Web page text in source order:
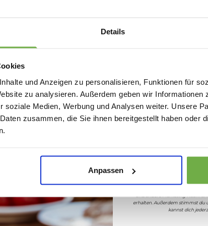
Details
und Anzeigen zu personalisieren, Funktionen für
zu analysieren. Außerdem geben wir Informationen
soziale Medien, Werbung und Analysen weiter. Unsere
zusammen, die Sie ihnen bereitgestellt haben oder
Anpassen
auf Festivals oder beim Transport schwerer Gegenstände
Seine hohe Belastbarkeit und das
Produkt, sondern auch für zuverlässigen Service. Profitieren
Ihnen jederzeit zur Seite steht. Entdecken Sie zudem weitere
Sicher
erhalten. Außerdem stimmst du
kannst dich